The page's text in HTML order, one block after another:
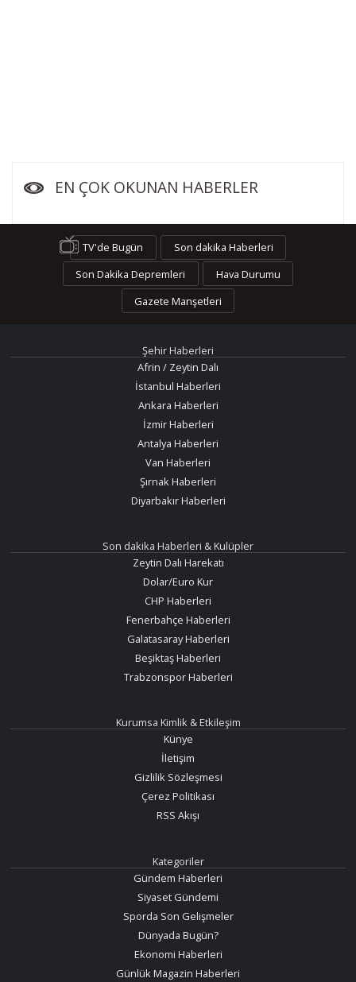
EN ÇOK OKUNAN HABERLER
TV'de Bugün
Son dakika Haberleri
Son Dakika Depremleri
Hava Durumu
Gazete Manşetleri
Şehir Haberleri
Afrin / Zeytin Dalı
İstanbul Haberleri
Ankara Haberleri
İzmir Haberleri
Antalya Haberleri
Van Haberleri
Şırnak Haberleri
Diyarbakır Haberleri
Son dakika Haberleri & Kulüpler
Zeytin Dalı Harekatı
Dolar/Euro Kur
CHP Haberleri
Fenerbahçe Haberleri
Galatasaray Haberleri
Beşiktaş Haberleri
Trabzonspor Haberleri
Kurumsa Kimlik & Etkileşim
Künye
İletişim
Gizlilik Sözleşmesi
Çerez Politikası
RSS Akışı
Kategoriler
Gündem Haberleri
Siyaset Gündemi
Sporda Son Gelişmeler
Dünyada Bugün?
Ekonomi Haberleri
Günlük Magazin Haberleri